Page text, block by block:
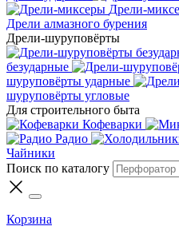
Дрели-
Дрели алмазного бурения
Дрели-шуруповёрты
безударные
шуруповёрты ударные
шуруповёрты угловые
Для строительного быта
Кофеварки
Радио
Чайники
Поиск по каталогу
Корзина